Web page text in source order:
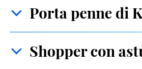
Porta penne di
Shopper con